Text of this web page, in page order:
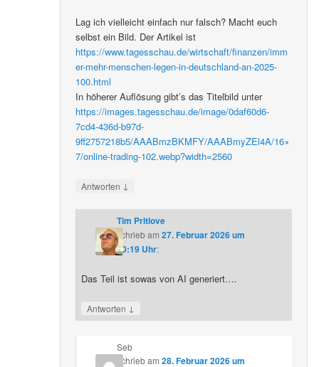
Lag ich vielleicht einfach nur falsch? Macht euch
selbst ein Bild. Der Artikel ist
https://www.tagesschau.de/wirtschaft/finanzen/imm
er-mehr-menschen-legen-in-deutschland-an-2025-
100.html
In höherer Auflösung gibt’s das Titelbild unter
https://images.tagesschau.de/image/0daf60d6-
7cd4-436d-b97d-
9ff2757218b5/AAABmzBKMFY/AAABmyZEl4A/16×
7/online-trading-102.webp?width=2560
Antworten ↓
Tim Pritlove
schriebam 27. Februar 2026 um
20:19 Uhr:
Das Teil ist sowas von AI generiert….
Antworten ↓
Seb
schriebam 28. Februar 2026 um